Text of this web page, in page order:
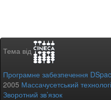
Тема від
Програмне забезпечення
2005 Массачусетський
Зворотний зв’язок